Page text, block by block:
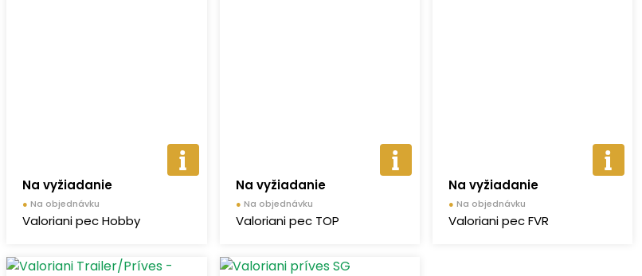
Na vyžiadanie
●Na objednávku
Valoriani pec Hobby
Na vyžiadanie
● Na objednávku
Valoriani pec TOP
Na vyžiadanie
● Na objednávku
Valoriani pec FVR